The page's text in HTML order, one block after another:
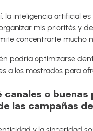
la inteligencia artificial
mis priorités y
concentrarte mucho
podría optimizarse
a los mostrados para
canales o
las campañas